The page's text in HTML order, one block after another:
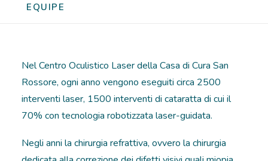
EQUIPE
Nel Centro Oculistico Laser della Casa di Cura San
Rossore, ogni anno vengono eseguiti circa 2500
interventi laser, 1500 interventi di cataratta di cui il
70% con tecnologia robotizzata laser-guidata.
Negli anni la chirurgia refrattiva, ovvero la chirurgia